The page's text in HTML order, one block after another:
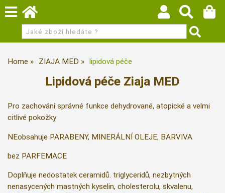
Home ZIAJA MED lipidová péče
Lipidová péče Ziaja MED
Pro zachování správné funkce dehydrované, atopické a velmi
citlivé pokožky
NEobsahuje PARABENY, MINERÁLNÍ OLEJE, BARVIVA
bez PARFEMACE
Doplňuje nedostatek ceramidů. triglyceridů, nezbytných
nenasycených mastných kyselin, cholesterolu, skvalenu,